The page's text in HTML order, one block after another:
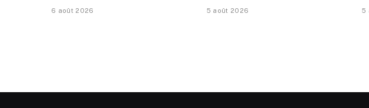
6 août 2026 5 août 2026 5